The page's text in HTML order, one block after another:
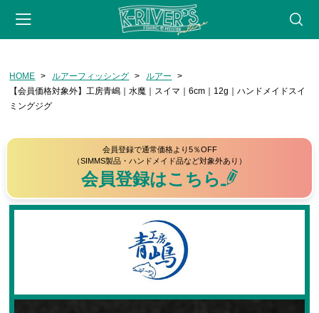
会員登録 マイページ カート
CATEGORY
フライフィッシング
リール
リーダー・ティペット
フライ用アクセサリー
タイイングツール
HOME ルアーフィッシング
ルアー
【会員価格対象外】工房青嶋｜水魔｜スイマ｜6cm｜12g｜ハンドメイドスイ
ミングジグ
会員登録で通常価格より5％OFF
（SIMMS製品・ハンドメイド品など対象外あり）
会員登録はこちら